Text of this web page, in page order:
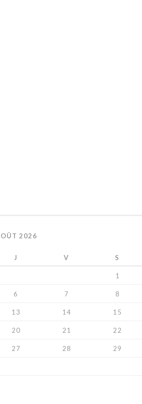
2026
J V S
1
6 7 8
13 14 15
20 21 22
27 28 29